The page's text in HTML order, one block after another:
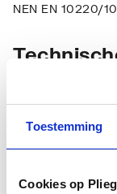
Toestemming
Cookies op
NEN EN 10220/